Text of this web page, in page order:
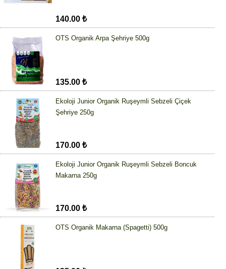
140.00 ₺
OTS Organik Arpa Şehriye 500g
135.00 ₺
Ekoloji Junior Organik Ruşeymli Sebzeli Çiçek
Şehriye 250g
170.00 ₺
Ekoloji Junior Organik Ruşeymli Sebzeli Boncuk
Makarna 250g
170.00 ₺
OTS Organik Makarna (Spagetti) 500g